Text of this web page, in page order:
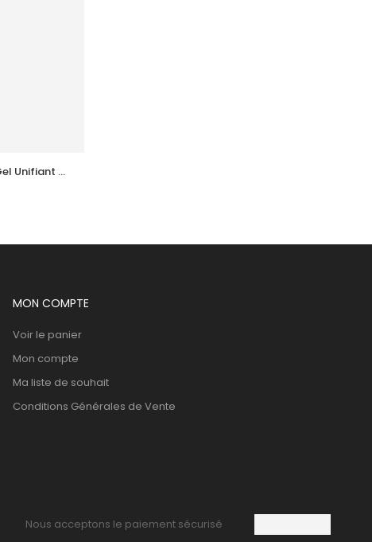
Unifiant
MON COMPTE
Voir le panier
Mon compte
Ma liste de souhait
Conditions Générales de Vente
Nous acceptons le paiement sécurisé